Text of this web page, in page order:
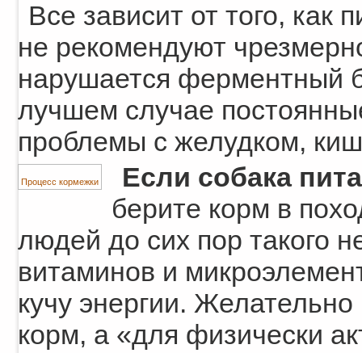
Все зависит от того, как
не рекомендуют
нарушается ферментный
лучшем случае
проблемы с желудком,
Процесс кормежки
Если собака
берите корм в
людей до сих пор такого
витаминов и
кучу энергии.
корм, а «для физически